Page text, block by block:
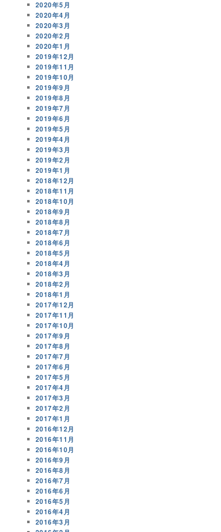
2020年5月
2020年4月
2020年3月
2020年2月
2020年1月
2019年12月
2019年11月
2019年10月
2019年9月
2019年8月
2019年7月
2019年6月
2019年5月
2019年4月
2019年3月
2019年2月
2019年1月
2018年12月
2018年11月
2018年10月
2018年9月
2018年8月
2018年7月
2018年6月
2018年5月
2018年4月
2018年3月
2018年2月
2018年1月
2017年12月
2017年11月
2017年10月
2017年9月
2017年8月
2017年7月
2017年6月
2017年5月
2017年4月
2017年3月
2017年2月
2017年1月
2016年12月
2016年11月
2016年10月
2016年9月
2016年8月
2016年7月
2016年6月
2016年5月
2016年4月
2016年3月